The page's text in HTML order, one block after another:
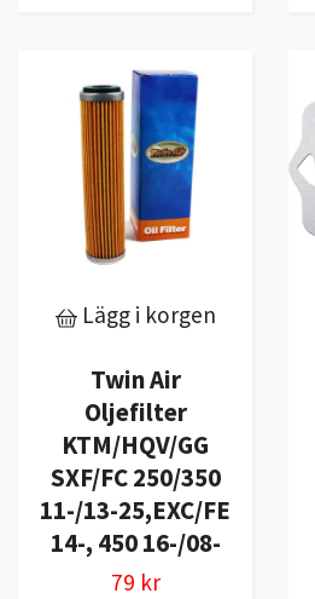
Lägg i korgen
Twin Air
Oljefilter
KTM/HQV/GG
SXF/FC 250/350
11-/13-25,EXC/FE
14-, 450 16-/08-
79 kr